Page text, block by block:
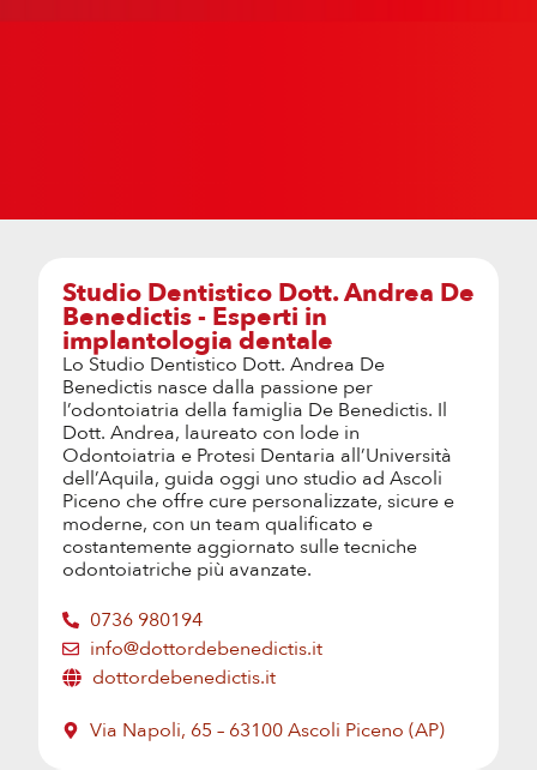
Studio Dentistico Dott. Andrea De
Benedictis - Esperti in
implantologia dentale
Lo Studio Dentistico Dott. Andrea De
Benedictis nasce dalla passione per
l’odontoiatria della famiglia De Benedictis. Il
Dott. Andrea, laureato con lode in
Odontoiatria e Protesi Dentaria all’Università
dell’Aquila, guida oggi uno studio ad Ascoli
Piceno che offre cure personalizzate, sicure e
moderne, con un team qualificato e
costantemente aggiornato sulle tecniche
odontoiatriche più avanzate.
0736 980194
info@dottordebenedictis.it
dottordebenedictis.it
Via Napoli, 65 – 63100 Ascoli Piceno (AP)